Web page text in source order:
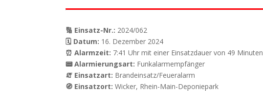
🔢 Einsatz-Nr.: 2024/062
🗓 Datum: 16. Dezember 2024
⏰ Alarmzeit: 7:41 Uhr mit einer Einsatzdauer von 49 Minuten
📟 Alarmierungsart: Funkalarmempfänger
🧯 Einsatzart: Brandeinsatz/Feueralarm
🧭 Einsatzort: Wicker, Rhein-Main-Deponiepark